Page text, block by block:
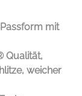
mit
Qualität,
weicher